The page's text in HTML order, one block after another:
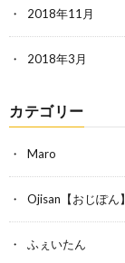
2018年11月
2018年3月
カテゴリー
Maro
Ojisan【おじぽん】
ふぇいたん